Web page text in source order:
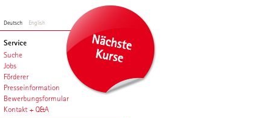
Deutsch English
Service
Suche
Jobs
Förderer
Presseinformation
Bewerbungsformular
Kontakt + Q&A